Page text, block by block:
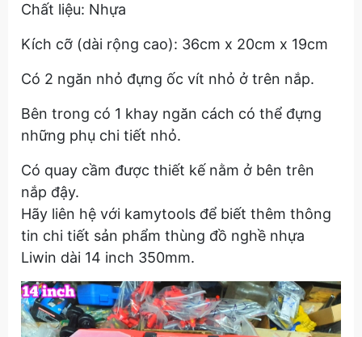
Chất liệu: Nhựa
Kích cỡ (dài rộng cao): 36cm x 20cm x 19cm
Có 2 ngăn nhỏ đựng ốc vít nhỏ ở trên nắp.
Bên trong có 1 khay ngăn cách có thể đựng
những phụ chi tiết nhỏ.
Có quay cầm được thiết kế nằm ở bên trên
nắp đậy.
Hãy liên hệ với kamytools để biết thêm thông
tin chi tiết sản phẩm thùng đồ nghề nhựa
Liwin dài 14 inch 350mm.